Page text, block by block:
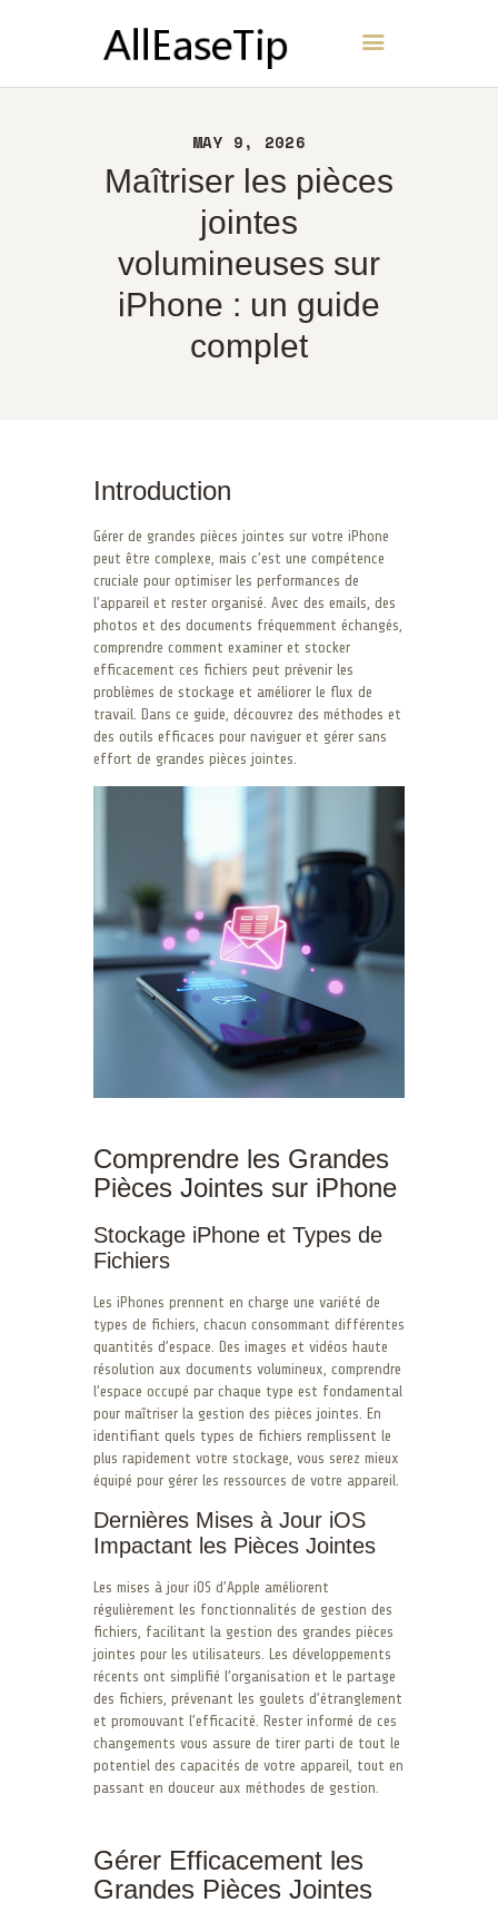
MAY 9, 2026
Maîtriser les pièces
jointes
volumineuses sur
iPhone : un guide
complet
AllEaseTip
À PROPOS
CONTACT
POLITIQUE
FRANÇAIS
Introduction
Gérer de grandes pièces jointes sur votre iPhone
peut être complexe, mais c’est une compétence
cruciale pour optimiser les performances de
l’appareil et rester organisé. Avec des emails, des
photos et des documents fréquemment échangés,
comprendre comment examiner et stocker
efficacement ces fichiers peut prévenir les
problèmes de stockage et améliorer le flux de
travail. Dans ce guide, découvrez des méthodes et
des outils efficaces pour naviguer et gérer sans
effort de grandes pièces jointes.
Comprendre les Grandes
Pièces Jointes sur iPhone
Stockage iPhone et Types de
Fichiers
Les iPhones prennent en charge une variété de
types de fichiers, chacun consommant différentes
quantités d’espace. Des images et vidéos haute
résolution aux documents volumineux, comprendre
l’espace occupé par chaque type est fondamental
pour maîtriser la gestion des pièces jointes. En
identifiant quels types de fichiers remplissent le
plus rapidement votre stockage, vous serez mieux
équipé pour gérer les ressources de votre appareil.
Dernières Mises à Jour iOS
Impactant les Pièces Jointes
Les mises à jour iOS d’Apple améliorent
régulièrement les fonctionnalités de gestion des
fichiers, facilitant la gestion des grandes pièces
jointes pour les utilisateurs. Les développements
récents ont simplifié l’organisation et le partage
des fichiers, prévenant les goulets d’étranglement
et promouvant l’efficacité. Rester informé de ces
changements vous assure de tirer parti de tout le
potentiel des capacités de votre appareil, tout en
passant en douceur aux méthodes de gestion.
Gérer Efficacement les
Grandes Pièces Jointes